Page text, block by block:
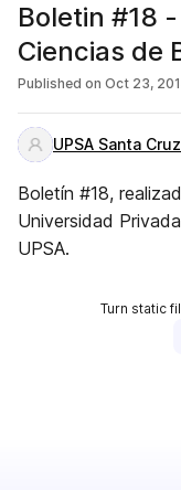
Boletin #18
Ciencias de
Santa Cruz
Published on Oct 23,
UPSA Santa
Boletín #18,
Universidad
UPSA.
Turn static